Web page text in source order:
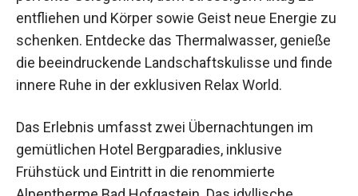
entfliehen und Körper sowie Geist neue Energie
zu schenken. Entdecke das Thermalwasser,
genieße die beeindruckende Landschaftskulisse
und finde innere Ruhe in der exklusiven Relax
Das Erlebnis umfasst zwei Übernachtungen im
gemütlichen Hotel Bergparadies, inklusive
Frühstück und Eintritt in die renommierte